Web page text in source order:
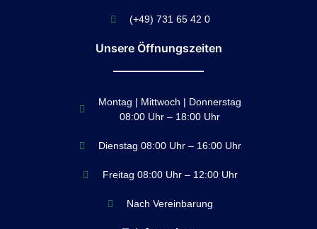
(+49) 731 65 42 0
Unsere Öffnungszeiten
Montag | Mittwoch | Donnerstag
08:00 Uhr – 18:00 Uhr
Dienstag 08:00 Uhr – 16:00 Uhr
Freitag 08:00 Uhr – 12:00 Uhr
Nach Vereinbarung